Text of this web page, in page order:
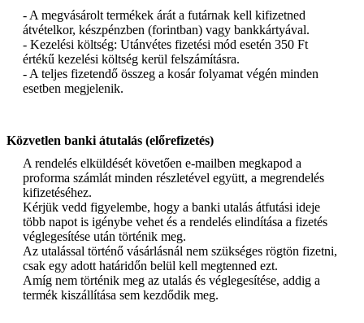
- A megvásárolt termékek árát a futárnak kell kifizetned
átvételkor, készpénzben (forintban) vagy bankkártyával.
- Kezelési költség: Utánvétes fizetési mód esetén 350 Ft
értékű kezelési költség kerül felszámításra.
- A teljes fizetendő összeg a kosár folyamat végén minden
esetben megjelenik.
Közvetlen banki átutalás (előrefizetés)
A rendelés elküldését követően e-mailben megkapod a
proforma számlát minden részletével együtt, a megrendelés
kifizetéséhez.
Kérjük vedd figyelembe, hogy a banki utalás átfutási ideje
több napot is igénybe vehet és a rendelés elindítása a fizetés
véglegesítése után történik meg.
Az utalással történő vásárlásnál nem szükséges rögtön fizetni,
csak egy adott határidőn belül kell megtenned ezt.
Amíg nem történik meg az utalás és véglegesítése, addig a
termék kiszállítása sem kezdődik meg.